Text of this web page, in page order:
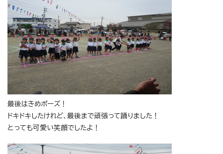
最後はきめポーズ！
ドキドキしたけれど、最後まで頑張って踊りました！
とっても可愛い笑顔でしたよ！